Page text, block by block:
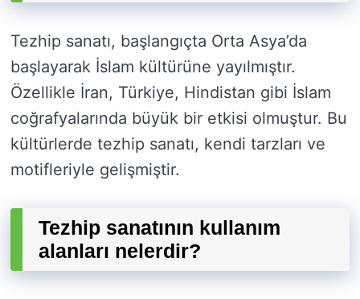
Tezhip sanatı, başlangıçta Orta Asya’da
başlayarak İslam kültürüne yayılmıştır.
Özellikle İran, Türkiye, Hindistan gibi İslam
coğrafyalarında büyük bir etkisi olmuştur. Bu
kültürlerde tezhip sanatı, kendi tarzları ve
motifleriyle gelişmiştir.
Tezhip sanatının kullanım
alanları nelerdir?